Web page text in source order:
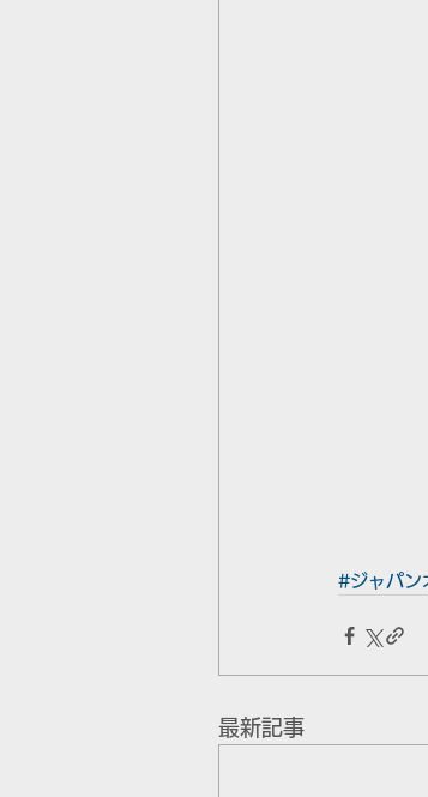
#ジャパン
最新記事